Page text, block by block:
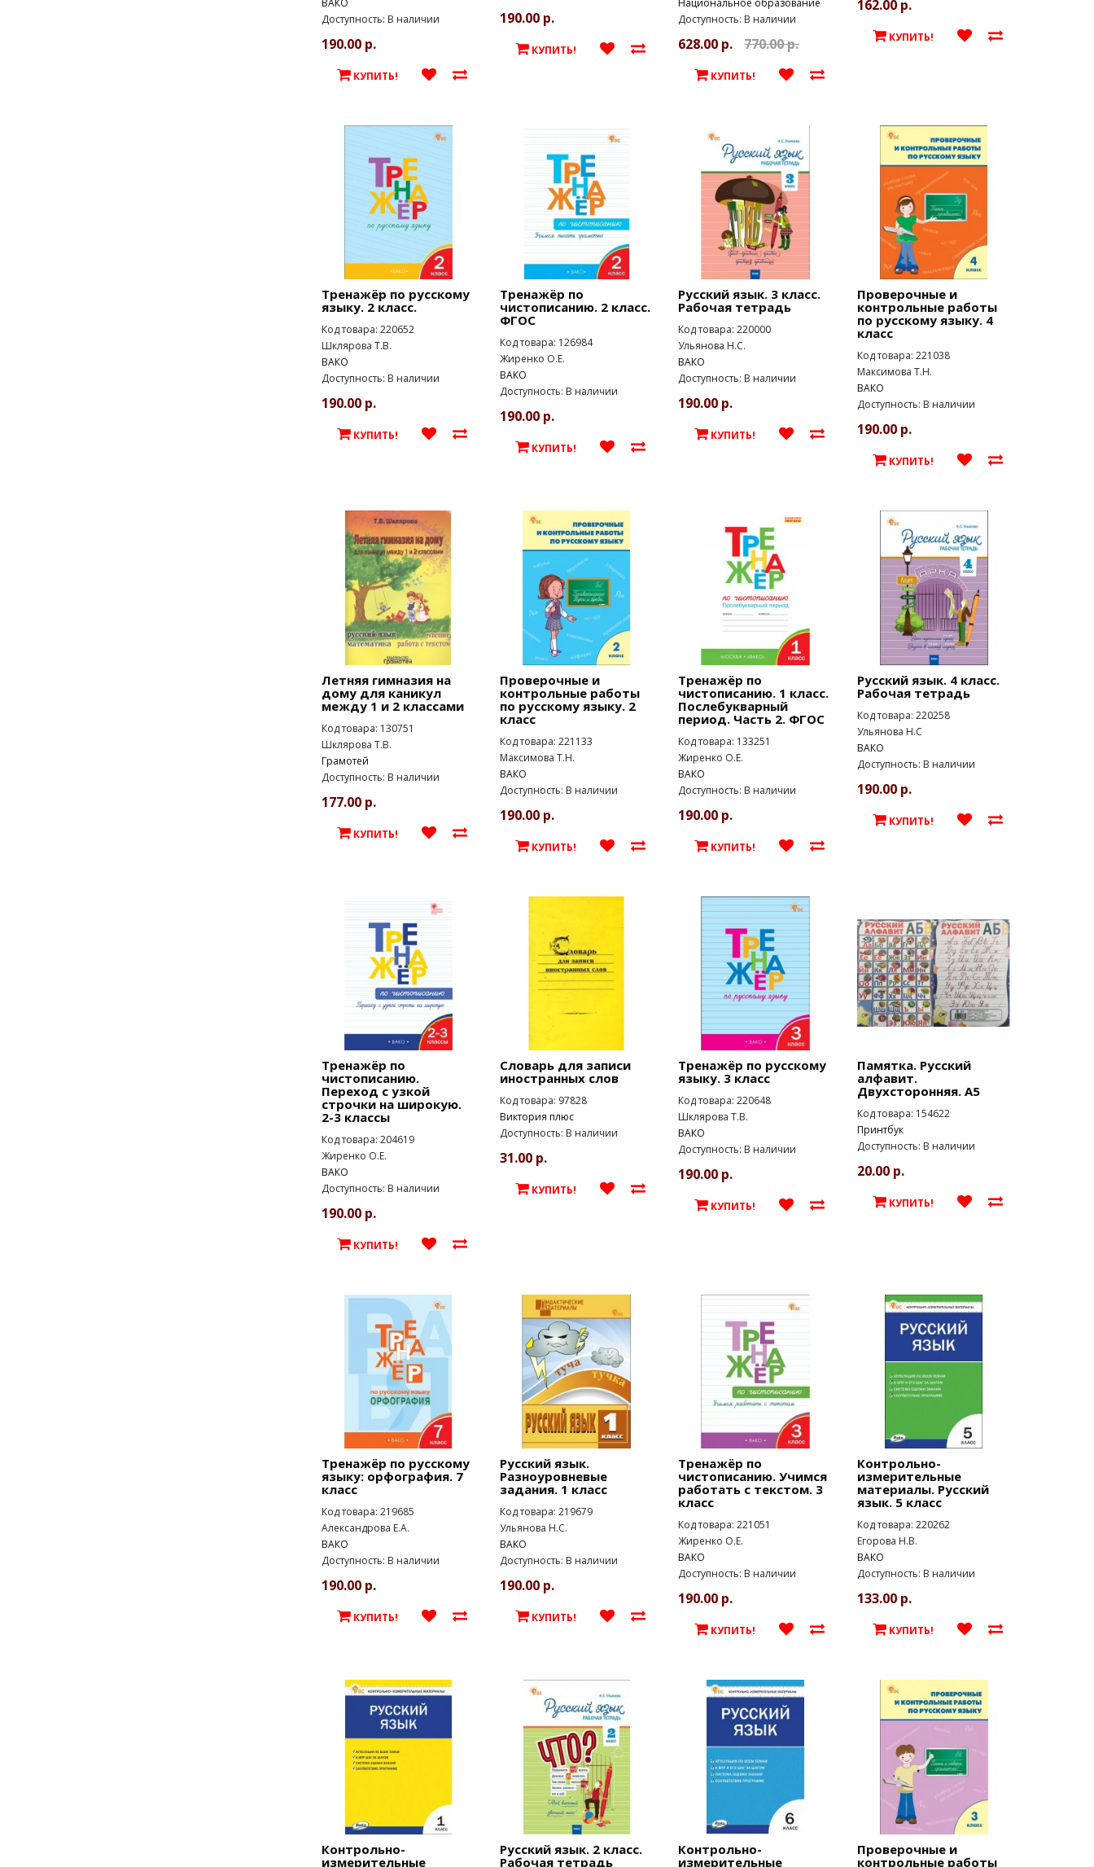
Доступность: В наличии
190.00 р.
КУПИТЬ!
190.00 р.
КУПИТЬ!
Доступность: В наличии
628.00 р. 770.00 р.
КУПИТЬ!
162.00 р.
КУПИТЬ!
Тренажёр по русскому
языку. 2 класс.
Код товара: 220652
Шклярова Т.В.
ВАКО
Доступность: В наличии
190.00 р.
КУПИТЬ!
Тренажёр по
чистописанию. 2 класс.
ФГОС
Код товара: 126984
Жиренко О.Е.
ВАКО
Доступность: В наличии
190.00 р.
КУПИТЬ!
Русский язык. 3 класс.
Рабочая тетрадь
Код товара: 220000
Ульянова Н.С.
ВАКО
Доступность: В наличии
190.00 р.
КУПИТЬ!
Проверочные и
контрольные работы
по русскому языку. 4
класс
Код товара: 221038
Максимова Т.Н.
ВАКО
Доступность: В наличии
190.00 р.
КУПИТЬ!
Летняя гимназия на
дому для каникул
между 1 и 2 классами
Код товара: 130751
Шклярова Т.В.
Грамотей
Доступность: В наличии
177.00 р.
КУПИТЬ!
Проверочные и
контрольные работы
по русскому языку. 2
класс
Код товара: 221133
Максимова Т.Н.
ВАКО
Доступность: В наличии
190.00 р.
КУПИТЬ!
Тренажёр по
чистописанию. 1 класс.
Послебукварный
период. Часть 2. ФГОС
Код товара: 133251
Жиренко О.Е.
ВАКО
Доступность: В наличии
190.00 р.
КУПИТЬ!
Русский язык. 4 класс.
Рабочая тетрадь
Код товара: 220258
Ульянова Н.С
ВАКО
Доступность: В наличии
190.00 р.
КУПИТЬ!
Тренажёр по
чистописанию.
Переход с узкой
строчки на широкую.
2-3 классы
Код товара: 204619
Жиренко О.Е.
ВАКО
Доступность: В наличии
190.00 р.
КУПИТЬ!
Словарь для записи
иностранных слов
Код товара: 97828
Виктория плюс
Доступность: В наличии
31.00 р.
КУПИТЬ!
Тренажёр по русскому
языку. 3 класс
Код товара: 220648
Шклярова Т.В.
ВАКО
Доступность: В наличии
190.00 р.
КУПИТЬ!
Памятка. Русский
алфавит.
Двухсторонняя. А5
Код товара: 154622
Принтбук
Доступность: В наличии
20.00 р.
КУПИТЬ!
Тренажёр по русскому
языку: орфография. 7
класс
Код товара: 219685
Александрова Е.А.
ВАКО
Доступность: В наличии
190.00 р.
КУПИТЬ!
Русский язык.
Разноуровневые
задания. 1 класс
Код товара: 219679
Ульянова Н.С.
ВАКО
Доступность: В наличии
190.00 р.
КУПИТЬ!
Тренажёр по
чистописанию. Учимся
работать с текстом. 3
класс
Код товара: 221051
Жиренко О.Е.
ВАКО
Доступность: В наличии
190.00 р.
КУПИТЬ!
Контрольно-
измерительные
материалы. Русский
язык. 5 класс
Код товара: 220262
Егорова Н.В.
ВАКО
Доступность: В наличии
133.00 р.
КУПИТЬ!
Контрольно-
измерительные
Русский язык. 2 класс.
Рабочая тетрадь
Контрольно-
измерительные
Проверочные и
контрольные работы